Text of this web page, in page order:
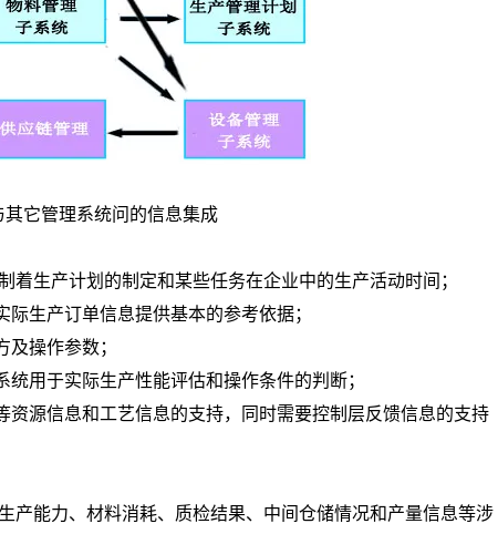
其它管理系统问的信息集成
生产计划的制定和某些任务在企业中的生产活动时间；
生产订单信息提供基本的参考依据；
操作参数；
用于实际生产性能评估和操作条件的判断；
源信息和工艺信息的支持，同时需要控制层反馈信息的支持
产能力、材料消耗、质检结果、中间仓储情况和产量信息等涉